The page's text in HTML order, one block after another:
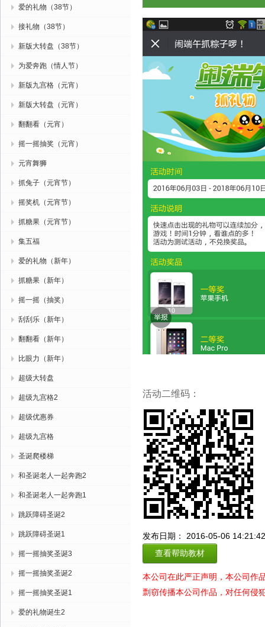
爱的礼物（38节）
接礼物（38节）
新版大转盘（38节）
为爱奔跑（情人节）
新版九宫格（元宵）
新版大转盘（元宵）
翻翻看（元宵）
摇一摇抽奖（元宵）
元宵舞狮
抓兔子（元宵节）
摇奖机（元宵节）
抓糖果（元宵节）
集五福
爱的礼物（新年）
抓糖果（新年）
摇一摇（抽奖）
刮刮乐（新年）
翻翻看（新年）
比眼力（新年）
超级大转盘
超级九宫格2
超级优惠券
超级九宫格
圣诞爬楼梯
和圣诞老人一起奔跑2
和圣诞老人一起奔跑1
跳跃障碍圣诞2
跳跃障碍圣诞1
摇一摇抽奖圣诞3
摇一摇抽奖圣诞2
摇一摇抽奖圣诞1
爱的礼物诞生2
活动二维码：
发布日期： 2016-05-06 14:21:42
查看帮助教材
本公司在此严正声明，本公司作
剽窃传播本公司作品，对任何侵